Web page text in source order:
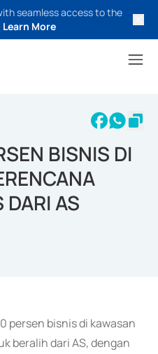
seamless access to the
Learn More
BISNIS DI
DARI AS
persen bisnis di kawasan
beralih dari AS, dengan